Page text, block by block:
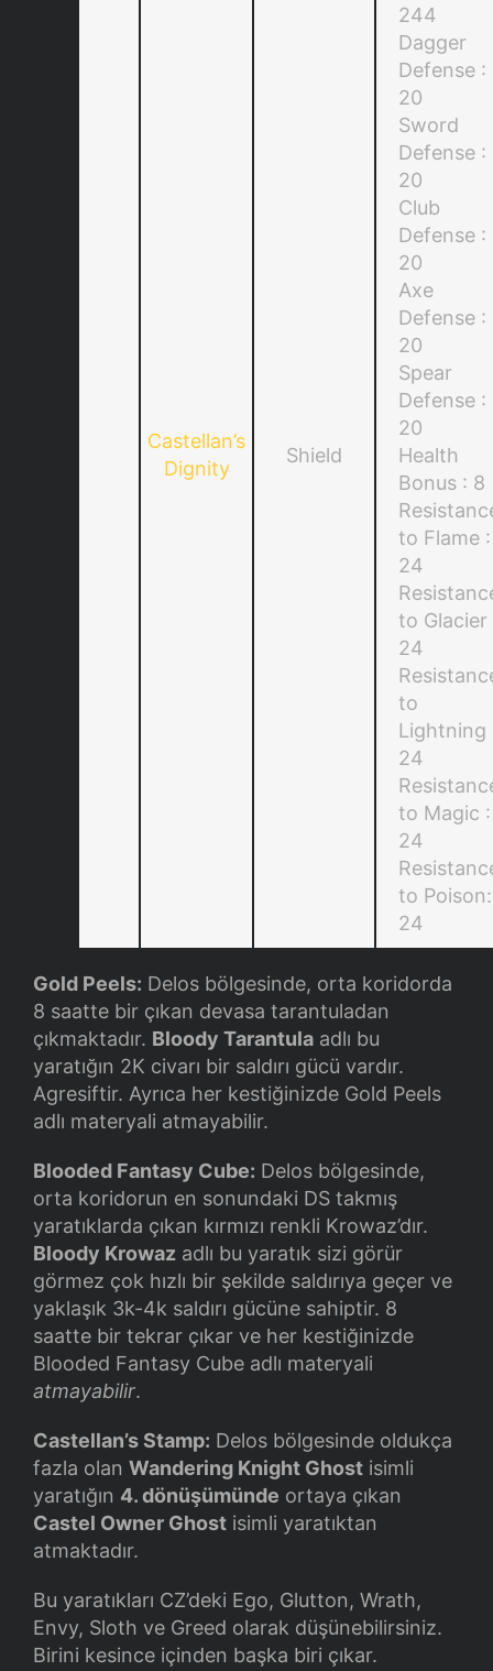
Castellan’s
Dignity
Shield
244
Dagger
Defense :
20
Sword
Defense :
20
Club
Defense :
20
Axe
Defense :
20
Spear
Defense :
20
Health
Bonus : 8
to Flame :
24
to Glacier
24
to
Lightning
24
to Magic :
24
to Poison:
24
Gold Peels: Delos bölgesinde, orta koridorda
8 saatte bir çıkan devasa tarantuladan
çıkmaktadır. Bloody Tarantula adlı bu
yaratığın 2K civarı bir saldırı gücü vardır.
Agresiftir. Ayrıca her kestiğinizde Gold Peels
adlı materyali atmayabilir.
Blooded Fantasy Cube: Delos bölgesinde,
orta koridorun en sonundaki DS takmış
yaratıklarda çıkan kırmızı renkli Krowaz’dır.
Bloody Krowaz adlı bu yaratık sizi görür
görmez çok hızlı bir şekilde saldırıya geçer ve
yaklaşık 3k-4k saldırı gücüne sahiptir. 8
saatte bir tekrar çıkar ve her kestiğinizde
Blooded Fantasy Cube adlı materyali
atmayabilir.
Castellan’s Stamp: Delos bölgesinde oldukça
fazla olan Wandering Knight Ghost isimli
yaratığın 4. dönüşümünde ortaya çıkan
Castel Owner Ghost isimli yaratıktan
atmaktadır.
Bu yaratıkları CZ’deki Ego, Glutton, Wrath,
Envy, Sloth ve Greed olarak düşünebilirsiniz.
Birini kesince içinden başka biri çıkar.